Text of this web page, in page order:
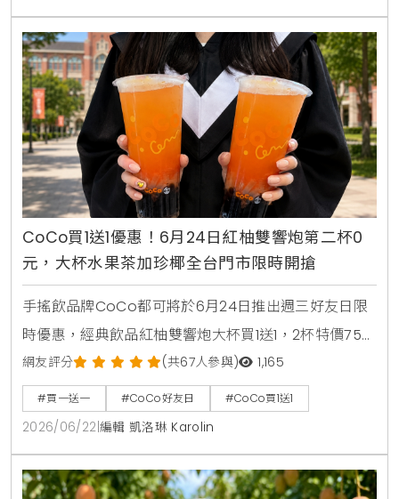
行時不可錯過的超商省錢必看攻略。
CoCo買1送1優惠！6月24日紅柚雙響炮第二杯0
元，大杯水果茶加珍椰全台門市限時開搶
手搖飲品牌CoCo都可將於6月24日推出週三好友日限
時優惠，經典飲品紅柚雙響炮大杯買1送1，2杯特價75
元。消費者透過官方LINE帳號領取優惠券，即可在線上
點餐平台享有第二杯0元優惠，每人限領2張。
網友評分 (共67人參與) 1,165
#買一送一 #CoCo好友日 #CoCo買1送1
2026/06/22 編輯 凱洛琳 Karolin